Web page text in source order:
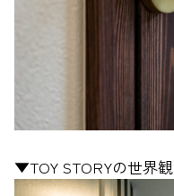
▼TOY STORYの世界観